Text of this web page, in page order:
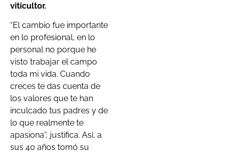
viticultor.
“El cambio fue importante
en lo profesional, en lo
personal no porque he
visto trabajar el campo
toda mi vida. Cuando
creces te das cuenta de
los valores que te han
inculcado tus padres y de
lo que realmente te
apasiona”, justifica. Así, a
sus 40 años tomó su